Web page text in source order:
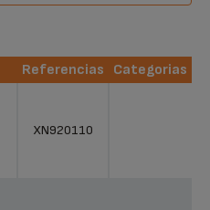
Referencias
Categorias
XN920110